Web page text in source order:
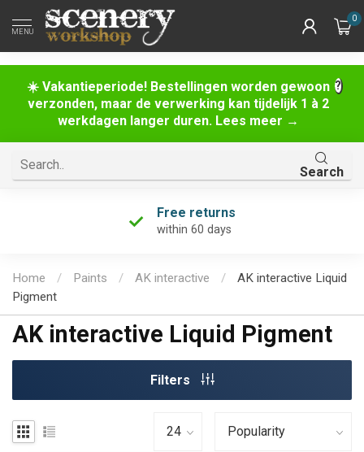
☀️ Vakantieperiode! Bestellingen worden gewoon
verzonden, maar de verwerking kan tijdelijk 1 à 2
werkdagen langer duren. Lees meer →
MENU
0
Search
Free returns
within 60 days
Home / Paints / AK interactive /
AK interactive Liquid
Pigment
AK interactive Liquid Pigment
Filters